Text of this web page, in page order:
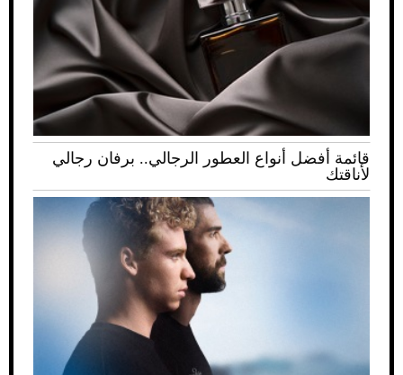
قائمة أفضل أنواع العطور الرجالي.. برفان رجالي
لأناقتك